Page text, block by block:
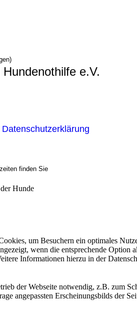
Hundenothilfe e.V.
Datenschutzerklärung
Telefonzeiten finden Sie
der Hunde
um Besuchern ein optimales
wenn die entsprechende Option
Informationen hierzu in der
der Webseite notwendig, z.B. zum
angepassten Erscheinungsbilds der